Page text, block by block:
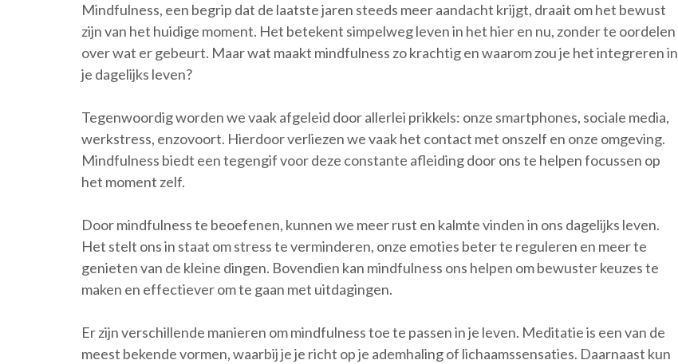
Mindfulness, een begrip dat de laatste jaren steeds meer aandacht krijgt, draait om het bewust
zijn van het huidige moment. Het betekent simpelweg leven in het hier en nu, zonder te oordelen
over wat er gebeurt. Maar wat maakt mindfulness zo krachtig en waarom zou je het integreren in
je dagelijks leven?
Tegenwoordig worden we vaak afgeleid door allerlei prikkels: onze smartphones, sociale media,
werkstress, enzovoort. Hierdoor verliezen we vaak het contact met onszelf en onze omgeving.
Mindfulness biedt een tegengif voor deze constante afleiding door ons te helpen focussen op
het moment zelf.
Door mindfulness te beoefenen, kunnen we meer rust en kalmte vinden in ons dagelijks leven.
Het stelt ons in staat om stress te verminderen, onze emoties beter te reguleren en meer te
genieten van de kleine dingen. Bovendien kan mindfulness ons helpen om bewuster keuzes te
maken en effectiever om te gaan met uitdagingen.
Er zijn verschillende manieren om mindfulness toe te passen in je leven. Meditatie is een van de
meest bekende vormen, waarbij je je richt op je ademhaling of lichaamssensaties. Daarnaast kun